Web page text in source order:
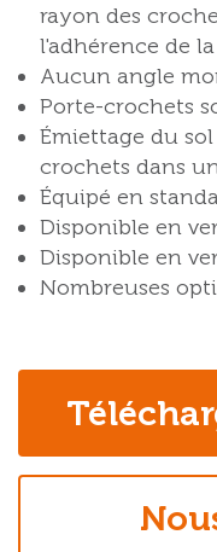
rayon des
l'adhérence de
Aucun angle
Porte-crochets
Émiettage du
crochets dans
Équipé en
Disponible en
Disponible en
Nombreuses